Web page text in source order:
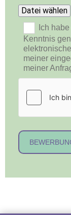
Datei wählen
Ich
Kenntnis
meiner
meiner